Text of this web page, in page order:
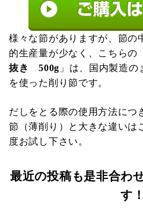
様々な節がありますが、節の
的生産量が少なく、こちらの「
抜き 500g 」は、国内製造
を使った削り節です。
だしをとる際の使用方法につ
節（薄削り）と大きな違いは
度お試し下さい。
最近の投稿も是非合わ
す！